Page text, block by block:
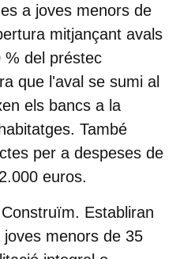
a joves menors de
mitjançant avals
% del préstec
que l'aval se sumi al
els bancs a la
També
per a despeses de
euros.
Construïm. Establiran
menors de 35